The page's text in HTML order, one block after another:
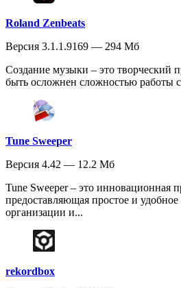
Roland Zenbeats
Версия 3.1.1.9169 — 294 Мб
Создание музыки – это творческий
быть осложнен сложностью работы
Tune Sweeper
Версия 4.42 — 12.2 Мб
Tune Sweeper – это инновационная
предоставляющая простое и
организации и...
rekordbox